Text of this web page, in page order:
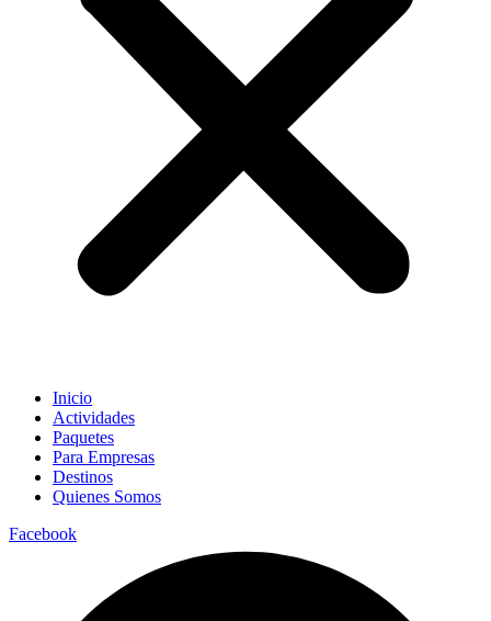
Inicio
Actividades
Paquetes
Para Empresas
Destinos
Quienes Somos
Facebook